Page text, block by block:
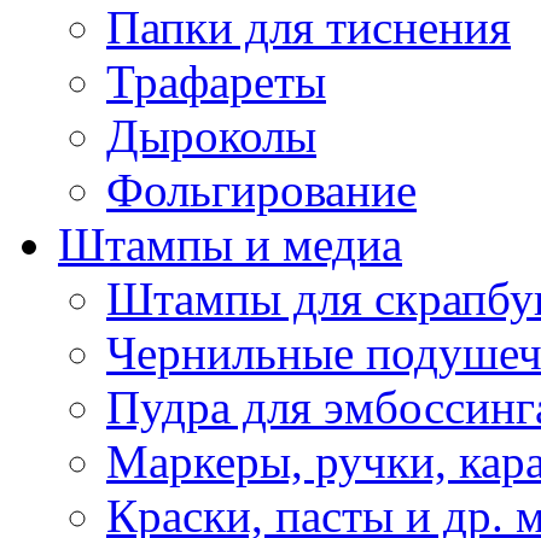
Папки для тиснения
Трафареты
Дыроколы
Фольгирование
Штампы и медиа
Штампы для
Чернильные
Пудра для
Маркеры, ручки,
Краски, пасты и др.